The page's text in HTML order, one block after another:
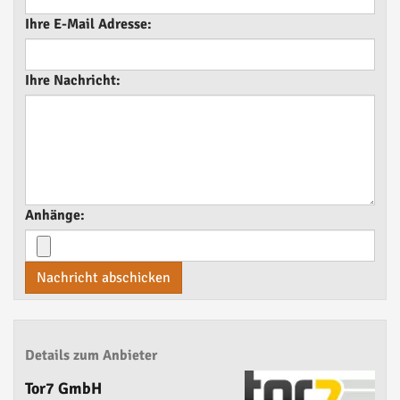
Ihre E-Mail Adresse:
Ihre Nachricht:
Anhänge:
Nachricht abschicken
Details zum Anbieter
Tor7 GmbH